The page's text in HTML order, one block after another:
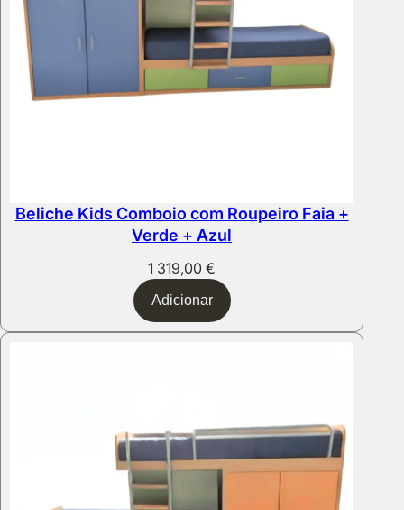
Beliche Kids Comboio com Roupeiro Faia +
Verde + Azul
1 319,00€
Adicionar